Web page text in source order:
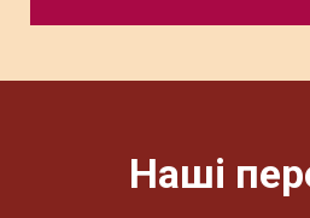
Наші